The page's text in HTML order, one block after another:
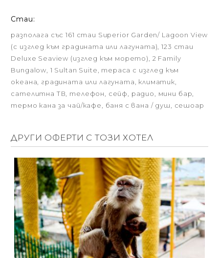
Стаи:
разполага със 161 стаи Superior Garden/ Lagoon View
(с изглед към градината или лагуната), 123 стаи
Deluxe Seaview (изглед към морето), 2 Family
Bungalow, 1 Sultan Suite, тераса с изглед към
океана, градината или лагуната, климатик,
сателитна ТВ, телефон, сейф, радио, мини бар,
термо кана за чай/кафе, баня с вана / душ, сешоар
ДРУГИ ОФЕРТИ С ТОЗИ ХОТЕЛ